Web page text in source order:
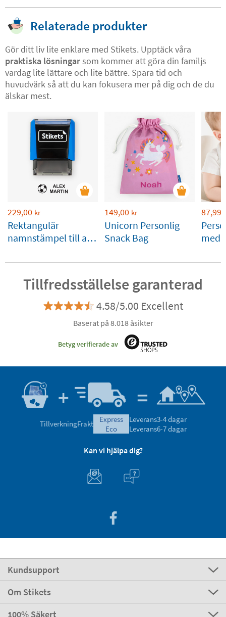
Relaterade produkter
Gör ditt liv lite enklare med Stikets. Upptäck våra
praktiska lösningarsom kommer att göra din familjs
vardag lite lättare och lite bättre. Spara tid och
huvudvärk så att du kan fokusera mer på dig och de du
älskar mest.
229,00 kr
Rektangulär
namnstämpel till att
föremål
149,00 kr
Unicorn Personlig
Snack Bag
87,99
med
Tillfredsställelse garanterad
4.58/5.00 Excellent
Baserat på 8.018 åsikter
Betyg verifierade av
TillverkningFrakt
express
eco
Leverans3-4 dagar
Leverans6-7 dagar
Kan vi hjälpa dig?
Kundsupport
Om Stikets
100% Säkert